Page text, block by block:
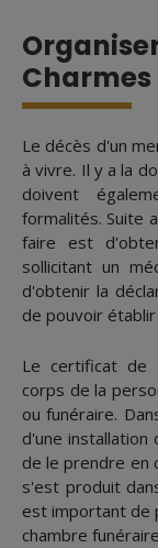
Charmes
Le décès d'un
à vivre. Il y a la
doivent
formalités. Suite
faire est
sollicitant un
d'obtenir la
de pouvoir
Le certificat de
corps de la
ou funéraire.
d'une
de le prendre en
s'est produit
est important de
chambre